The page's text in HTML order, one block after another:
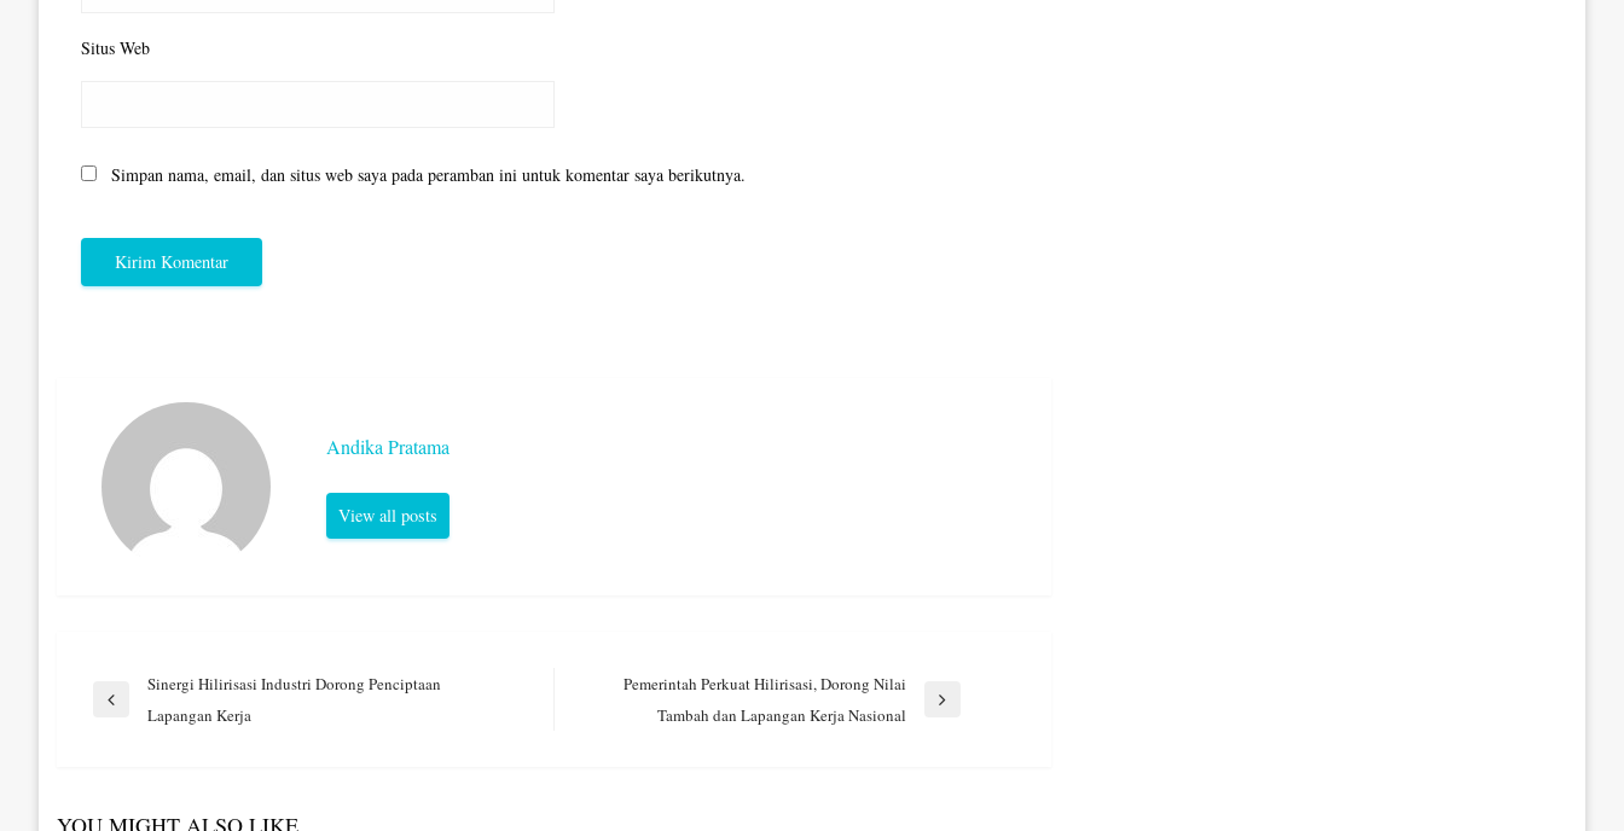
Situs Web
Simpan nama, email, dan situs web saya pada peramban ini untuk komentar saya berikutnya.
Andika Pratama
View all posts
Navigasi
Previous
Sinergi Hilirisasi Industri Dorong Penciptaan
Lapangan Kerja
Pemerintah Perkuat Hilirisasi, Dorong Nilai
Tambah dan Lapangan Kerja Nasional
YOU MIGHT ALSO LIKE